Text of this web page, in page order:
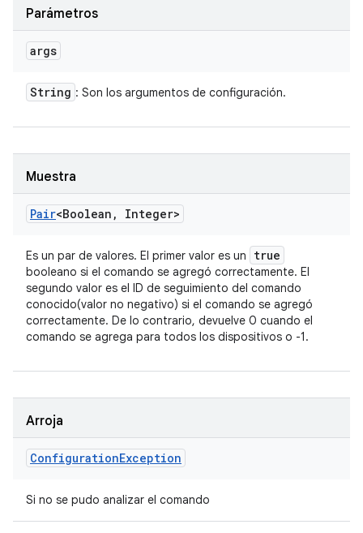
Parámetros
args
String : Son los argumentos de configuración.
Muestra
Pair<Boolean , Integer>
Es un par de valores. El primer valor es un true
booleano si el comando se agregó correctamente. El
segundo valor es el ID de seguimiento del comando
conocido(valor no negativo) si el comando se agregó
correctamente. De lo contrario, devuelve 0 cuando el
comando se agrega para todos los dispositivos o -1.
Arroja
ConfigurationException
Si no se pudo analizar el comando